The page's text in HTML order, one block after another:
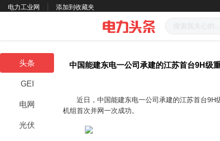
电力工业网 添加到收藏夹
头条
GEI
电网
光伏
中国能建东电一公司承建的江苏首台9H级
近日，中国能建东电一公司承建的江苏首台9H
机组首次并网一次成功。